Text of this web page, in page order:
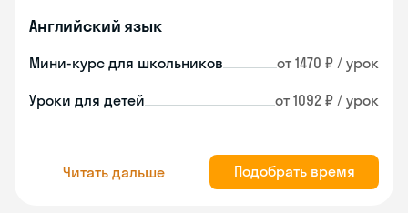
Английский язык
Мини-курс для школьников от 1470 ₽ / урок
Уроки для детей от 1092 ₽ / урок
Читать дальше Подобрать время